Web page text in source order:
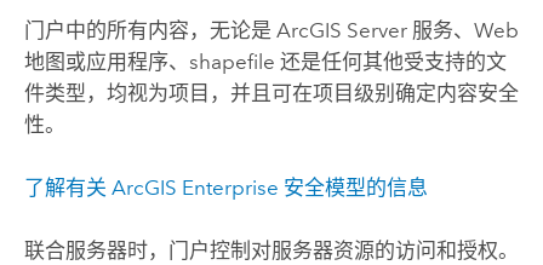
门户中的所有内容，无论是 ArcGIS Server服务、Web
地图或应用程序、shapefile 还是任何其他受支持的文
件类型，均视为项目，并且可在项目级别确定内容安全
性。
了解有关 ArcGIS Enterprise 安全模型的信息
联合服务器时，门户控制对服务器资源的访问和授权。